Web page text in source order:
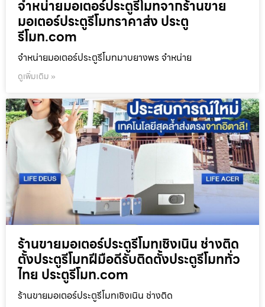
จำหน่ายมอเตอร์ประตูรีโมทจากร้านขาย
มอเตอร์ประตูรีโมทราคาส่ง ประตู
รีโมท.com
จำหน่ายมอเตอร์ประตูรีโมทมาบยางพร จำหน่าย
ดูเพิ่มเติม »
ร้านขายมอเตอร์ประตูรีโมทเชิงเนิน ช่างติด
ตั้งประตูรีโมทฝีมือดีรับติดตั้งประตูรีโมททั่ว
ไทย ประตูรีโมท.com
ร้านขายมอเตอร์ประตูรีโมทเชิงเนิน ช่างติด